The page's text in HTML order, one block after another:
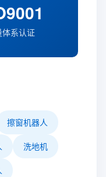
体系认证
擦窗机器人
洗地机